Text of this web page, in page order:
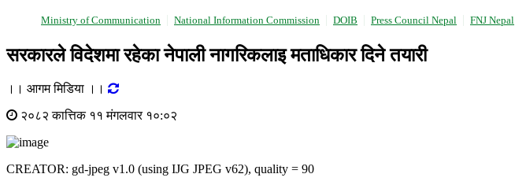
Ministry of Communication National Information Commission DOIB Press Council Nepal FNJ Nepal
सरकारले विदेशमा रहेका नेपाली नागरिकलाइ मताधिकार दिने तयारी
।। आगम मिडिया ।।
२०८२ कात्तिक ११ मंगलवार १०:०२
CREATOR: gd-jpeg v1.0 (using IJG JPEG v62), quality = 90